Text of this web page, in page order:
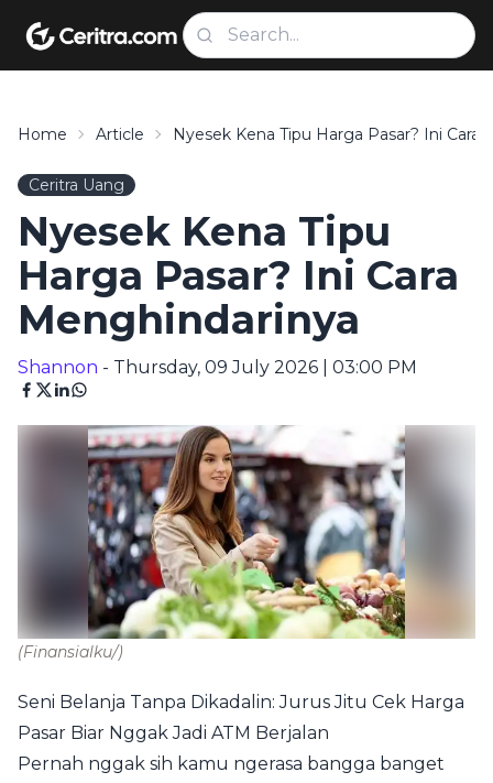
Home Article Nyesek Kena Tipu Harga Pasar? Ini Cara
Ceritra Uang
Nyesek Kena Tipu
Harga Pasar? Ini Cara
Menghindarinya
Shannon - Thursday, 09 July 2026 | 03:00 PM
(Finansialku/)
Seni Belanja Tanpa Dikadalin: Jurus Jitu Cek Harga
Pasar Biar Nggak Jadi ATM Berjalan
Pernah nggak sih kamu ngerasa bangga banget